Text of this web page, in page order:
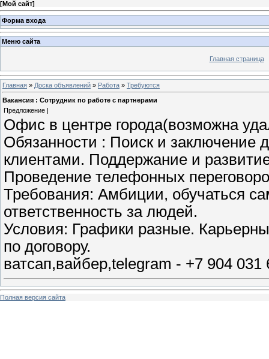
[Мой сайт]
Форма входа
Меню сайта
Главная страница
Главная » Доска объявлений » Работа » Требуются
Вакансия : Сотрудник по работе с партнерами
Предложение |
Офис в центре города(возможна
Обязанности : Поиск и заключение
клиентами. Поддержание и
Проведение телефонных
Требования: Амбиции, обучаться
ответственность за людей.
Условия: Графики разные.
по договору.
ватсап,вайбер,telegram - +7 904 031
Полная версия сайта